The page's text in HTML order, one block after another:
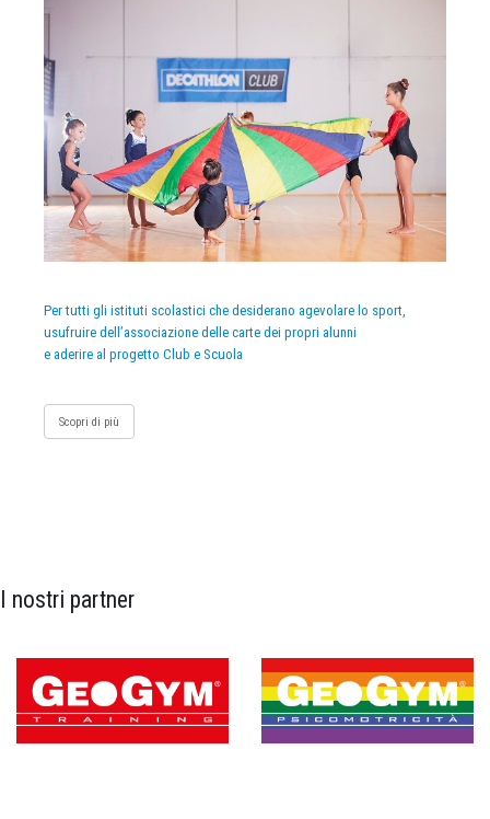
Per tutti gli istituti scolastici che desiderano agevolare lo sport,
usufruire dell’associazione delle carte dei propri alunni
e aderire al progetto Club e Scuola
Scopri di più
I nostri partner